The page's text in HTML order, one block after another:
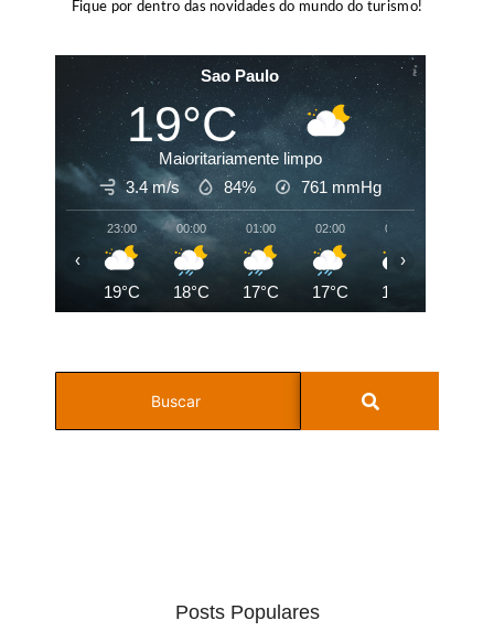
Fique por dentro das novidades do mundo do turismo!
Sao Paulo
19°C
Maioritariamente limpo
3.4 m/s
84% 761 mmHg
23:00
19°C
00:00
18°C
01:00
17°C
02:00
17°C
03:00
17°C
‹ ›
Posts Populares